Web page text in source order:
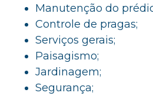
Manutenção do
Controle de pragas;
Serviços gerais;
Paisagismo;
Jardinagem;
Segurança;